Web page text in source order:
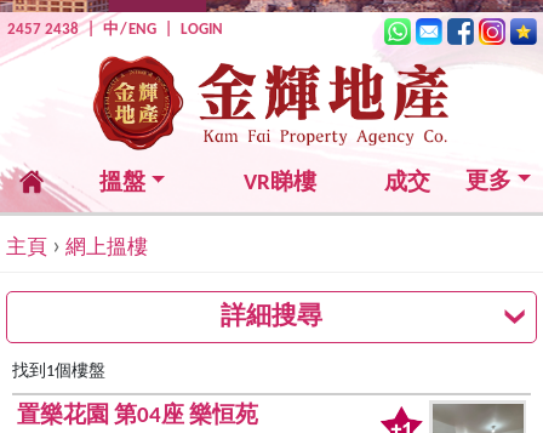
2457 2438|中/ ENG LOGIN
搵盤 VR睇樓 成交 更多
主頁 › 網上搵樓
詳細搜尋
找到1個樓盤
置樂花園 第04座 樂恒苑